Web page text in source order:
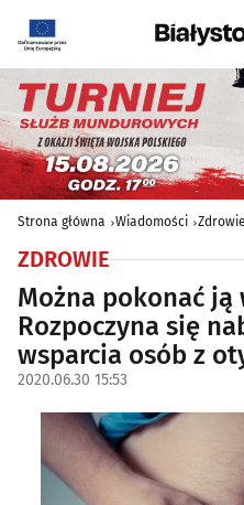
Strona główna Wiadomości Zdrowie
ZDROWIE
Można pokonać ją
Rozpoczyna się
wsparcia osób z
2020.06.30 15:53